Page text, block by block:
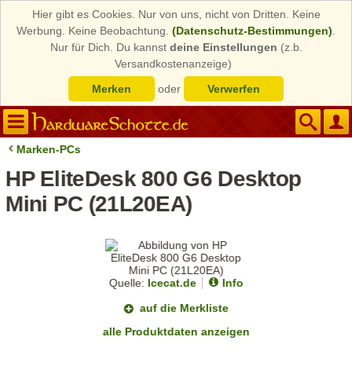
Hier gibt es Cookies. Nur von uns, nicht von Dritten. Keine
Werbung. Keine Beobachtung. (Datenschutz-Bestimmungen)
Nur für Dich. Du kannst deine Einstellungen (z.b.
Versandkostenanzeige)
Merken
oder Verwerfen
Marken-PCs
HP EliteDesk 800 G6 Desktop
Mini PC (21L20EA)
Quelle: Icecat.de
Info
auf die Merkliste
alle Produktdaten anzeigen